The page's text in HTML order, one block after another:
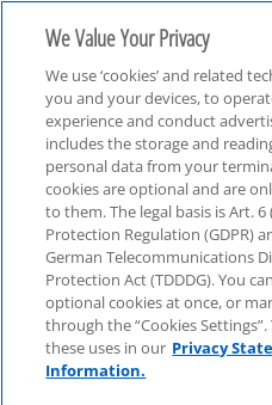
ESG
We Value Your Privacy
We use ‘cookies’ and related
you and your devices, to
experience and conduct
includes the storage and
personal data from your
cookies are optional and are
to them. The legal basis is Art.
Protection Regulation (GDPR)
German Telecommunications
Protection Act (TDDDG). You
optional cookies at once, or
through the “Cookies
these uses in our Privacy
Information.